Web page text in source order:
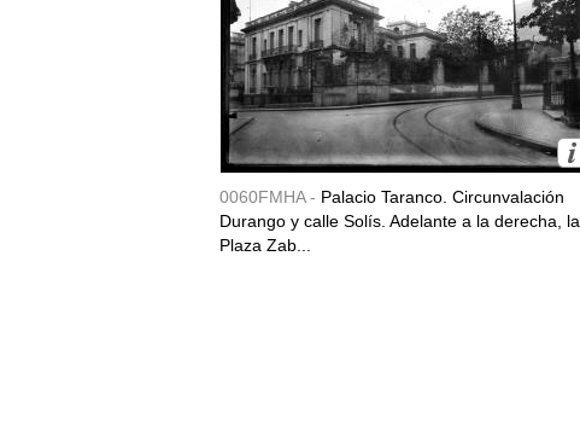
0060FMHA - Palacio Taranco. Circunvalación
Durango y calle Solís. Adelante a la derecha, la
Plaza Zab...